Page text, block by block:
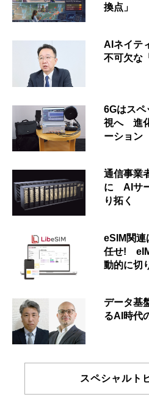
換点」
AIネイテ
不可欠な
6Gはスペ
視へ 進
ーション
通信事業
に AIサ
り拓く
eSIM関
任せ!
動的に切
データ基
るAI時代
スペシャルト